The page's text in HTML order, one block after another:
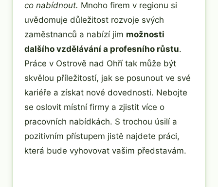
co nabídnout. Mnoho firem v regionu si
uvědomuje důležitost rozvoje svých
zaměstnanců a nabízí jim možnosti
dalšího vzdělávání a profesního růstu.
Práce v Ostrově nad Ohří tak může být
skvělou příležitostí, jak se posunout ve své
kariéře a získat nové dovednosti. Nebojte
se oslovit místní firmy a zjistit více o
pracovních nabídkách. S trochou úsilí a
pozitivním přístupem jistě najdete práci,
která bude vyhovovat vašim představám.